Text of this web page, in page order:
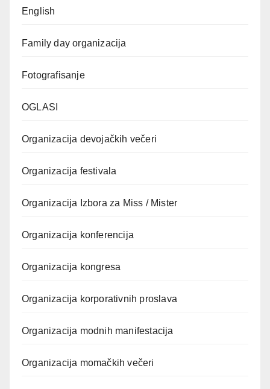
English
Family day organizacija
Fotografisanje
OGLASI
Organizacija devojačkih večeri
Organizacija festivala
Organizacija Izbora za Miss / Mister
Organizacija konferencija
Organizacija kongresa
Organizacija korporativnih proslava
Organizacija modnih manifestacija
Organizacija momačkih večeri